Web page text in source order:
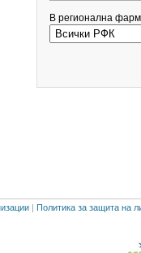
В регионална
| Политика за защита на